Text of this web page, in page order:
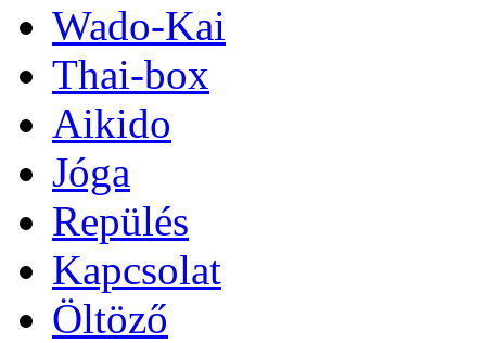
Wado-Kai
Thai-box
Aikido
Jóga
Repülés
Kapcsolat
Öltöző